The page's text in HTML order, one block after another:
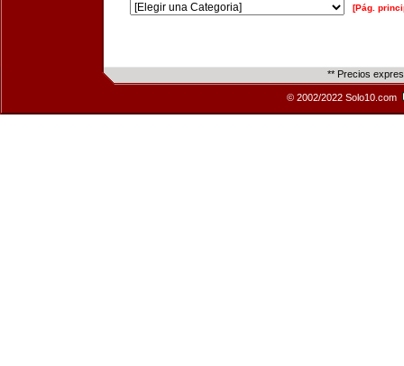
[Pág.
** Precios
© 2002/2022 Solo10.com